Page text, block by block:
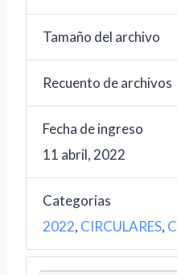
Tamaño del archivo
Recuento de archivos
Fecha de ingreso
11 abril, 2022
Categorias
2022, CIRCULARES,